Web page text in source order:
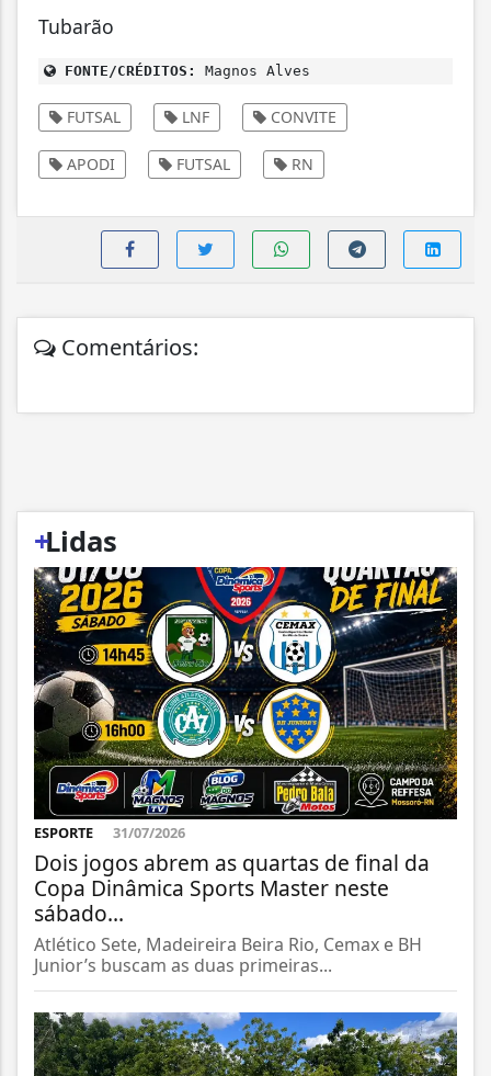
Tubarão
FONTE/CRÉDITOS: Magnos Alves
FUTSAL LNF CONVITE
APODI FUTSAL RN
Comentários:
+
Lidas
ESPORTE 31/07/2026
Dois jogos abrem as quartas de final da
Copa Dinâmica Sports Master neste
sábado...
Atlético Sete, Madeireira Beira Rio, Cemax e BH
Junior’s buscam as duas primeiras...